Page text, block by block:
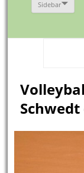
Sidebar
Schwedt